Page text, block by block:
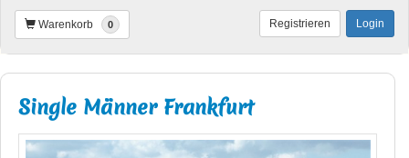
Warenkorb 0 Login
Registrieren
Single Männer Frankfurt